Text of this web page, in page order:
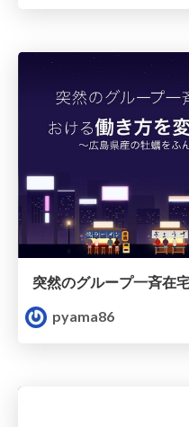
pyama86